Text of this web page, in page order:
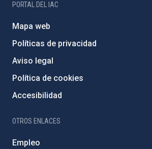
PORTAL DEL IAC
Mapa web
Políticas de privacidad
Aviso legal
Política de cookies
Accesibilidad
OTROS ENLACES
Empleo